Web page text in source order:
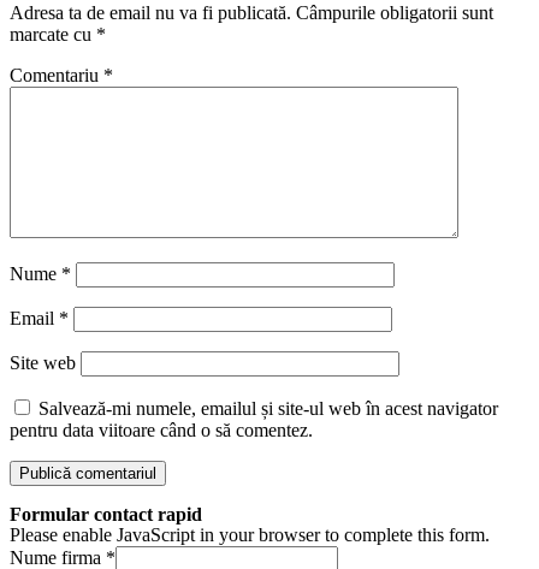
Adresa ta de email nu va fi publicată. Câmpurile obligatorii sunt
marcate cu *
Comentariu *
Nume *
Email *
Site web
Salvează-mi numele, emailul și site-ul web în acest navigator
pentru data viitoare când o să comentez.
Formular contact rapid
Please enable JavaScript in your browser to complete this form.
Nume firma *